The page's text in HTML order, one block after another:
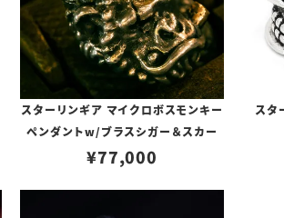
スターリンギア マイクロボスモンキー
ペンダントw/ブラスシガー＆スカー
¥77,000
スタ